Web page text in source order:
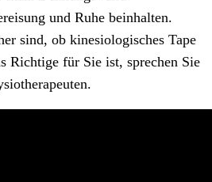
und Ruhe beinhalten.
sind, ob kinesiologisches Tape
Richtige für Sie ist, sprechen Sie